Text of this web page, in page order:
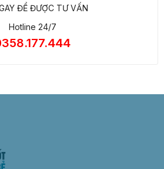
ĐỂ ĐƯỢC TƯ VẤN
Hotline 24/7